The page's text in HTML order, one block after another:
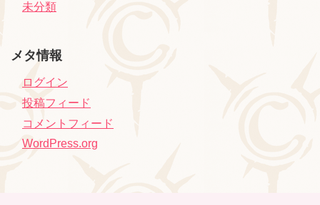
未分類
メタ情報
ログイン
投稿フィード
コメントフィード
WordPress.org